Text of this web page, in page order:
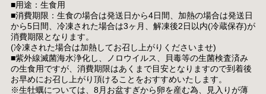
■用途：生食用
■消費期限：生食の場合は発送日から4日間、加熱の場合は発送日
から5日間、冷凍された場合は3ヶ月、解凍後2日以内(冷蔵保存)が
消費期限となります。
(冷凍された場合は加熱してお召し上がりくださいませ)
■紫外線滅菌海水浄化し、ノロウイルス、貝毒等の生菌検査済み
の生食用ですが、消費期限はあくまで目安となりますので到着後
お早めにお召し上がり頂けることをおすすめいたします。
※生牡蠣については、8月お盆すぎから卵を産む為、見入りが薄